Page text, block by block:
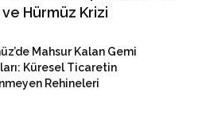
ve Hürmüz Krizi
Mahsur Kalan Gemi
Küresel Ticaretin
Rehineleri